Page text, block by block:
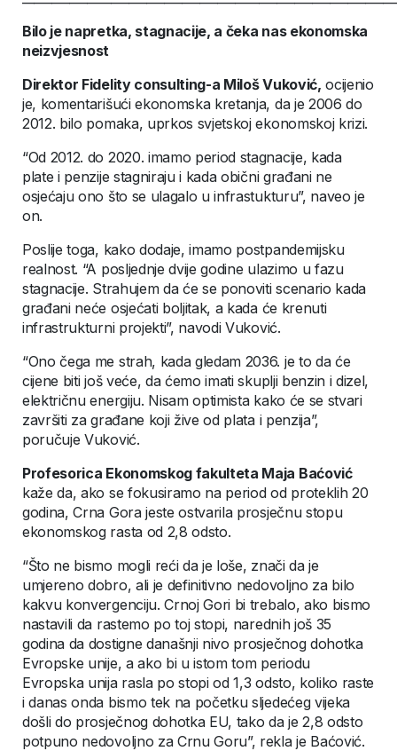
Bilo je napretka, stagnacije, a čeka nas ekonomska
neizvjesnost
Direktor Fidelity consulting-a Miloš Vuković, ocijenio
je, komentarišući ekonomska kretanja, da je 2006 do
2012. bilo pomaka, uprkos svjetskoj ekonomskoj krizi.
“Od 2012. do 2020. imamo period stagnacije, kada
plate i penzije stagniraju i kada obični građani ne
osjećaju ono što se ulagalo u infrastukturu”, naveo je
on.
Poslije toga, kako dodaje, imamo postpandemijsku
realnost. “A posljednje dvije godine ulazimo u fazu
stagnacije. Strahujem da će se ponoviti scenario kada
građani neće osjećati boljitak, a kada će krenuti
infrastrukturni projekti”, navodi Vuković.
“Ono čega me strah, kada gledam 2036. je to da će
cijene biti još veće, da ćemo imati skuplji benzin i dizel,
električnu energiju. Nisam optimista kako će se stvari
završiti za građane koji žive od plata i penzija”,
poručuje Vuković.
Profesorica Ekonomskog fakulteta Maja Baćović
kaže da, ako se fokusiramo na period od proteklih 20
godina, Crna Gora jeste ostvarila prosječnu stopu
ekonomskog rasta od 2,8 odsto.
“Što ne bismo mogli reći da je loše, znači da je
umjereno dobro, ali je definitivno nedovoljno za bilo
kakvu konvergenciju. Crnoj Gori bi trebalo, ako bismo
nastavili da rastemo po toj stopi, narednih još 35
godina da dostigne današnji nivo prosječnog dohotka
Evropske unije, a ako bi u istom tom periodu
Evropska unija rasla po stopi od 1,3 odsto, koliko raste
i danas onda bismo tek na početku sljedećeg vijeka
došli do prosječnog dohotka EU, tako da je 2,8 odsto
potpuno nedovoljno za Crnu Goru”, rekla je Baćović.